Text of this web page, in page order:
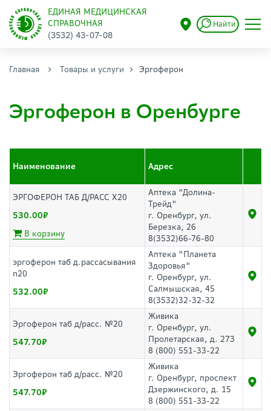
ЕДИНАЯ МЕДИЦИНСКАЯ
СПРАВОЧНАЯ
(3532) 43-07-08
Найти
Главная Товары и услуги Эргоферон
Эргоферон в Оренбурге
Наименование Адрес
ЭРГОФЕРОН ТАБ Д/РАСС Х20
530.00
В корзину
Аптека "Долина-
Трейд"
г. Оренбург, ул.
Березка, 26
8(3532)66-76-80
эргоферон таб д.рассасывания
n20
532.00
Аптека "Планета
Здоровья"
г. Оренбург, ул.
Салмышская, 45
8(3532)32-32-32
Эргоферон таб д/расс. №20
547.70
Живика
г. Оренбург, ул.
Пролетарская, д. 273
8 (800) 551-33-22
Эргоферон таб д/расс. №20
547.70
Живика
г. Оренбург, проспект
Дзержинского, д. 15
8 (800) 551-33-22